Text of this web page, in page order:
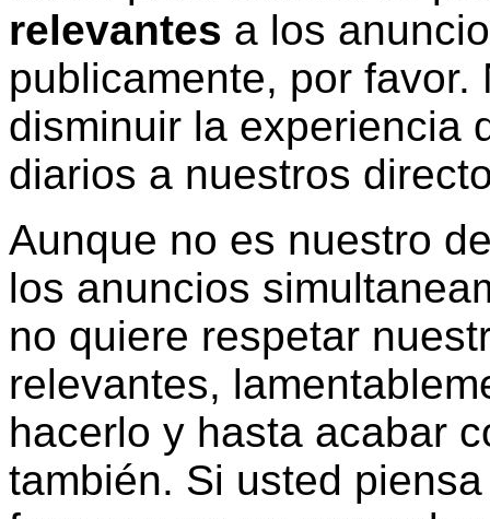
relevantes a los
publicamente, por
disminuir la experiencia
diarios a nuestros
Aunque no es nuestro
los anuncios
no quiere respetar
relevantes,
hacerlo y hasta acabar
también. Si usted